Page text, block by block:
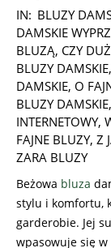
2024-
08-
09
IN: BLUZY
DAMSKIE
BLUZĄ, CZY
BLUZY DAMSKIE,
DAMSKIE, O
BLUZY DAMSKIE,
INTERNETOWY,
FAJNE BLUZY, Z
ZARA BLUZY
Beżowa bluza
stylu i komfortu,
garderobie. Jej
wpasowuje się w